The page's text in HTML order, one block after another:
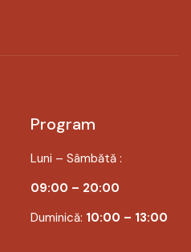
Program
Luni – Sâmbătă :
09:00 – 20:00
Duminică: 10:00 – 13:00